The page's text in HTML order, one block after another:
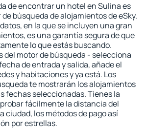
de encontrar un hotel en Sulina es
búsqueda de alojamientos de eSky.
en la que se incluyen una gran
es una garantía segura de que
lo que estás buscando.
del motor de búsqueda - selecciona
de entrada y salida, añade el
y habitaciones y ya está. Los
te mostrarán los alojamientos
fechas seleccionadas. Tienes la
fácilmente la distancia del
ciudad, los métodos de pago así
por estrellas.